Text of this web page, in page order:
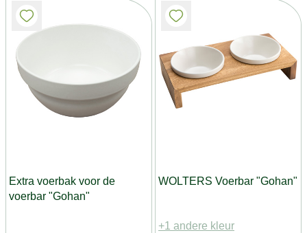
Extra voerbak voor de
voerbar "Gohan"
WOLTERS Voerbar "Gohan"
+1 andere kleur